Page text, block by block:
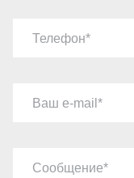
Телефон
Ваш e-mail
Сообщение